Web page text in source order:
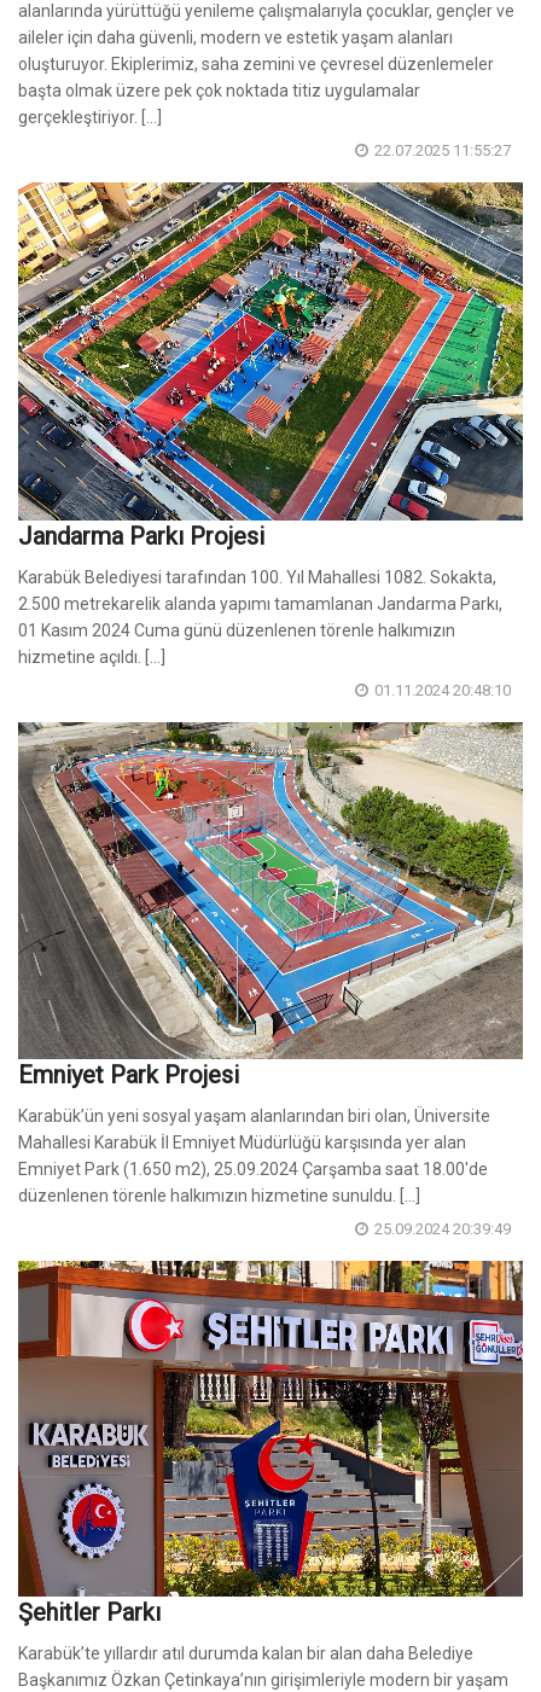
alanlarında yürüttüğü yenileme çalışmalarıyla çocuklar, gençler ve
aileler için daha güvenli, modern ve estetik yaşam alanları
oluşturuyor. Ekiplerimiz, saha zemini ve çevresel düzenlemeler
başta olmak üzere pek çok noktada titiz uygulamalar
gerçekleştiriyor. [...]
22.07.2025 11:55:27
Jandarma Parkı Projesi
Karabük Belediyesi tarafından 100. Yıl Mahallesi 1082. Sokakta,
2.500 metrekarelik alanda yapımı tamamlanan Jandarma Parkı,
01 Kasım 2024 Cuma günü düzenlenen törenle halkımızın
hizmetine açıldı. [...]
01.11.2024 20:48:10
Emniyet Park Projesi
Karabük’ün yeni sosyal yaşam alanlarından biri olan, Üniversite
Mahallesi Karabük İl Emniyet Müdürlüğü karşısında yer alan
Emniyet Park (1.650 m2), 25.09.2024 Çarşamba saat 18.00'de
düzenlenen törenle halkımızın hizmetine sunuldu. [...]
25.09.2024 20:39:49
Şehitler Parkı
Karabük’te yıllardır atıl durumda kalan bir alan daha Belediye
Başkanımız Özkan Çetinkaya’nın girişimleriyle modern bir yaşam